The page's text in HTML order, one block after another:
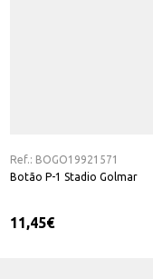
Ref.: BOGO19921571
Botão P-1 Stadio Golmar
11,45€